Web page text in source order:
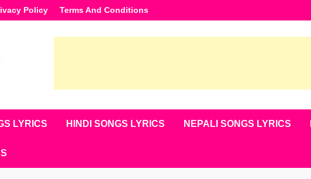
Policy Terms And Conditions
LYRICS HINDI SONGS LYRICS NEPALI SONGS LYRICS